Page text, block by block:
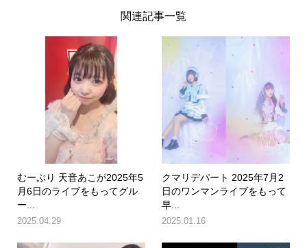
関連記事一覧
むーぷり 天音あこが2025年5
月6日のライブをもってグル
ー...
2025.04.29
クマリデパート 2025年7月2
日のワンマンライブをもって
早...
2025.01.16